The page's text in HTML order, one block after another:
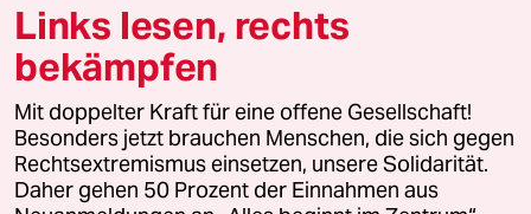
© 2026 taz Verlags und Vertriebs GmbH
Alle Rechte vorbehalten. Bei rechtlichen Fragen oder für Genehmigungen
wenden Sie sich bitte an lizenzen@taz.de
Feedback Redaktionsstatut Kommune-Richtlinien
Links lesen, rechts
bekämpfen
Mit doppelter Kraft für eine offene Gesellschaft!
Besonders jetzt brauchen Menschen, die sich gegen
Rechtsextremismus einsetzen, unsere Solidarität.
Daher gehen 50 Prozent der Einnahmen aus